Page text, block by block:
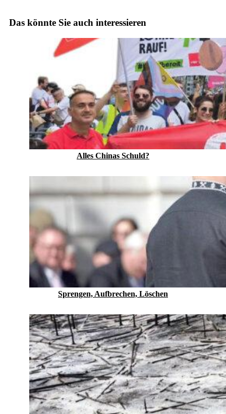
Das könnte Sie auch interessieren
Alles Chinas Schuld?
Sprengen, Aufbrechen, Löschen